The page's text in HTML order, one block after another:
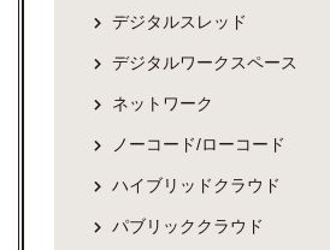
デジタルスレッド
デジタルワークスペース
ネットワーク
ノーコード/ローコード
ハイブリッドクラウド
パブリッククラウド